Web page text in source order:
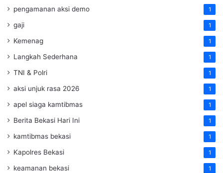
pengamanan aksi demo 1
gaji 1
Kemenag 1
Langkah Sederhana 1
TNI & Polri 1
aksi unjuk rasa 2026 1
apel siaga kamtibmas 1
Berita Bekasi Hari Ini 1
kamtibmas bekasi 1
Kapolres Bekasi 1
keamanan bekasi 1